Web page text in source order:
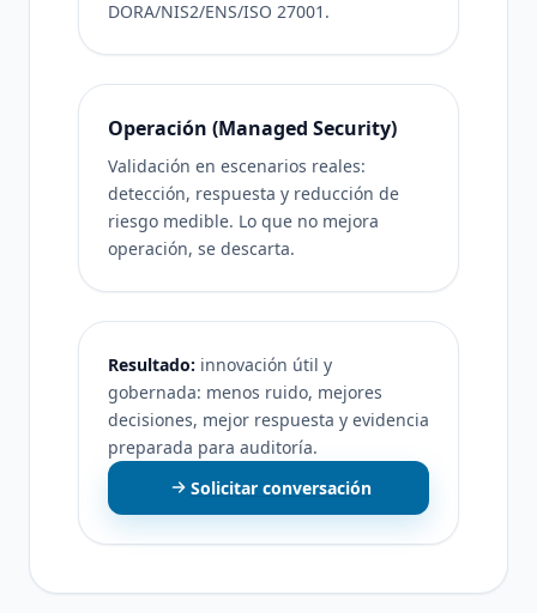
DORA/NIS2/ENS/ISO 27001.
Operación (Managed Security)
Validación en escenarios reales:
detección, respuesta y reducción de
riesgo medible. Lo que no mejora
operación, se descarta.
Resultado: innovación útil y
gobernada: menos ruido, mejores
decisiones, mejor respuesta y evidencia
preparada para auditoría.
Solicitar conversación